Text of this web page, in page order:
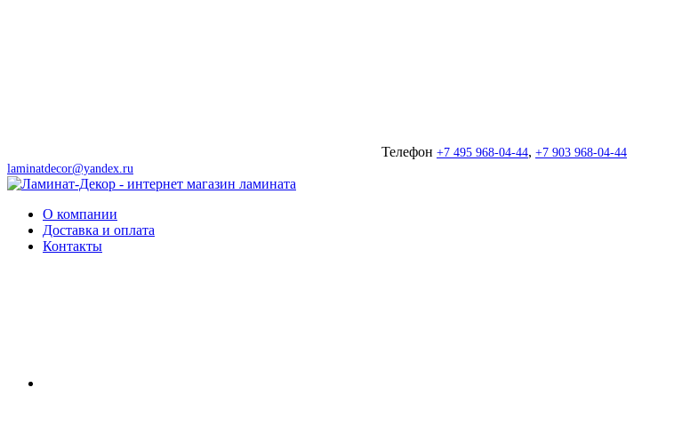
Телефон +7 495 968-04-44, +7 903 968-04-44
laminatdecor@yandex.ru
О компании
Доставка и оплата
Контакты